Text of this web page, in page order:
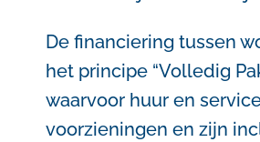
De financiering tussen
het principe “Volledig
waarvoor huur en
voorzieningen en zijn